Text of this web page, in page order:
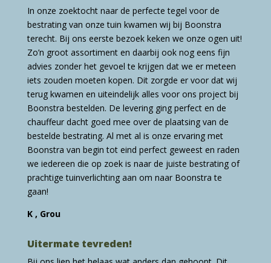
In onze zoektocht naar de perfecte tegel voor de
bestrating van onze tuin kwamen wij bij Boonstra
terecht. Bij ons eerste bezoek keken we onze ogen uit!
Zo’n groot assortiment en daarbij ook nog eens fijn
advies zonder het gevoel te krijgen dat we er meteen
iets zouden moeten kopen. Dit zorgde er voor dat wij
terug kwamen en uiteindelijk alles voor ons project bij
Boonstra bestelden. De levering ging perfect en de
chauffeur dacht goed mee over de plaatsing van de
bestelde bestrating. Al met al is onze ervaring met
Boonstra van begin tot eind perfect geweest en raden
we iedereen die op zoek is naar de juiste bestrating of
prachtige tuinverlichting aan om naar Boonstra te
gaan!
K , Grou
Uitermate tevreden!